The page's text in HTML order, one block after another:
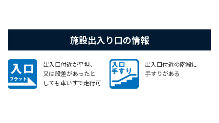
施設出入り口の情報
出入口付近が平坦、
又は段差があったと
しても車いすで走行可
出入口付近の階段に
手すりがある